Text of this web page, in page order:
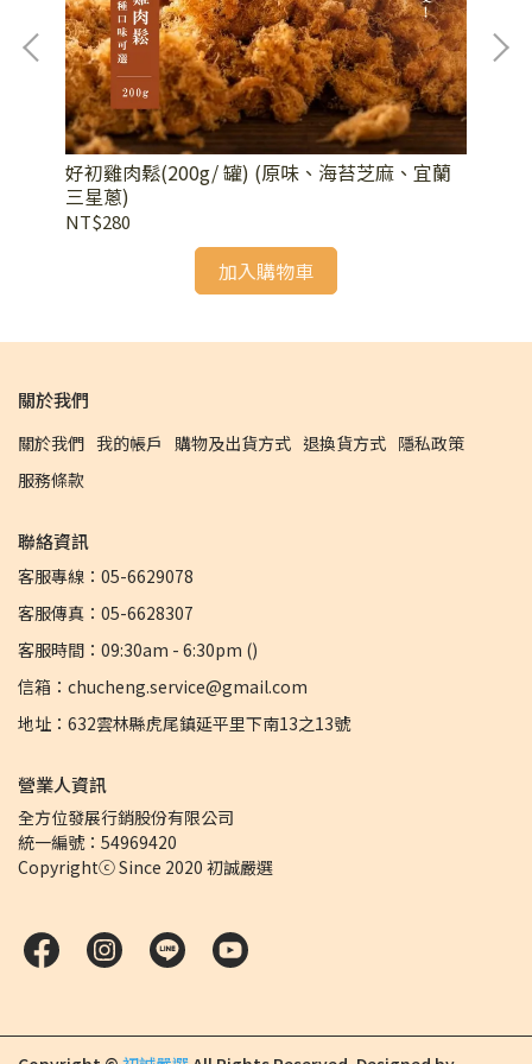
好初雞肉鬆(200g/ 罐) (原味、海苔芝麻、宜蘭
三星蔥)
NT$280
加入購物車
關於我們
關於我們 我的帳戶 購物及出貨方式 退換貨方式 隱私政策
服務條款
聯絡資訊
客服專線：05-6629078
客服傳真：05-6628307
客服時間：09:30am - 6:30pm ()
信箱：chucheng.service@gmail.com
地址：632雲林縣虎尾鎮延平里下南13之13號
營業人資訊
全方位發展行銷股份有限公司
統一編號：54969420
Copyrightⓒ Since 2020 初誠嚴選